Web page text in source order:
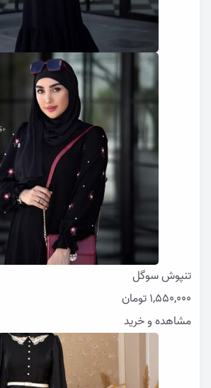
تنپوش سوگل
1,550,000تومان
مشاهده و خرید